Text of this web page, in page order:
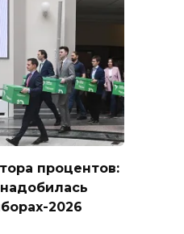
процентов:
2026